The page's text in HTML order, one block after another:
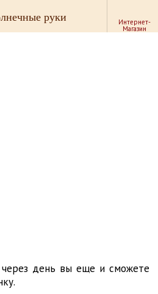
руки Интернет-
Магазин
через день вы еще и сможете